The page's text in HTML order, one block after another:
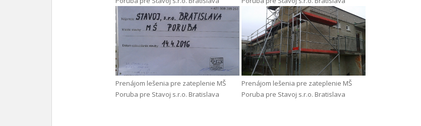
Prenájom lešenia pre zateplenie MŠ
Poruba pre Stavoj s.r.o. Bratislava
Prenájom lešenia pre zateplenie MŠ
Poruba pre Stavoj s.r.o. Bratislava